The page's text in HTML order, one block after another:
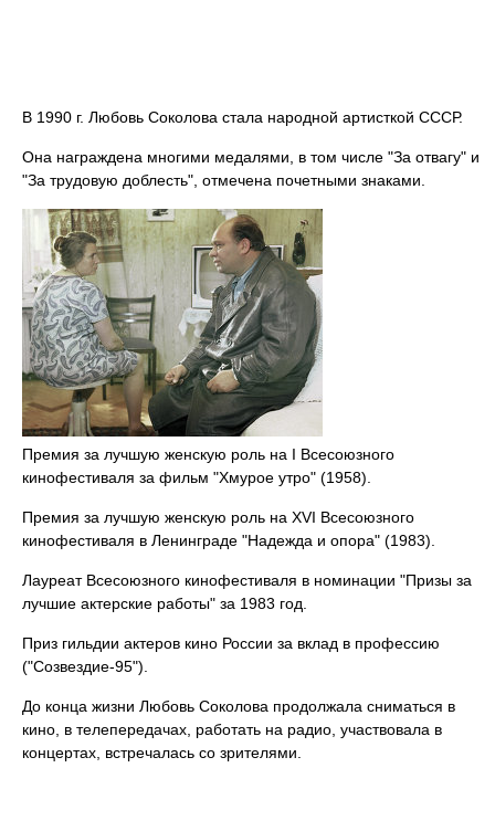
В 1990 г. Любовь Соколова стала народной артисткой СССР.
Она награждена многими медалями, в том числе "За отвагу" и
"За трудовую доблесть", отмечена почетными знаками.
Премия за лучшую женскую роль на I Всесоюзного
кинофестиваля за фильм "Хмурое утро" (1958).
Премия за лучшую женскую роль на XVI Всесоюзного
кинофестиваля в Ленинграде "Надежда и опора" (1983).
Лауреат Всесоюзного кинофестиваля в номинации "Призы за
лучшие актерские работы" за 1983 год.
Приз гильдии актеров кино России за вклад в профессию
("Созвездие-95").
До конца жизни Любовь Соколова продолжала сниматься в
кино, в телепередачах, работать на радио, участвовала в
концертах, встречалась со зрителями.